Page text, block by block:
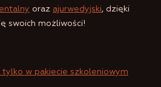
oraz ajurwedyjski, dzięki
swoich możliwości!
tylko w pakiecie szkoleniowym